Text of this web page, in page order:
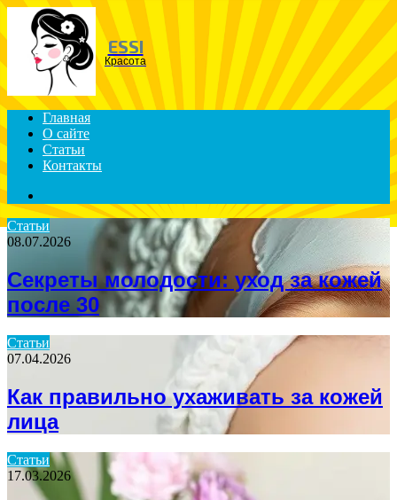
Menu
ESSI
Красота
Главная
О сайте
Статьи
Контакты
for
Статьи
08.07.2026
Секреты молодости: уход за кожей
после 30
Статьи
07.04.2026
Как правильно ухаживать за кожей
лица
Статьи
17.03.2026